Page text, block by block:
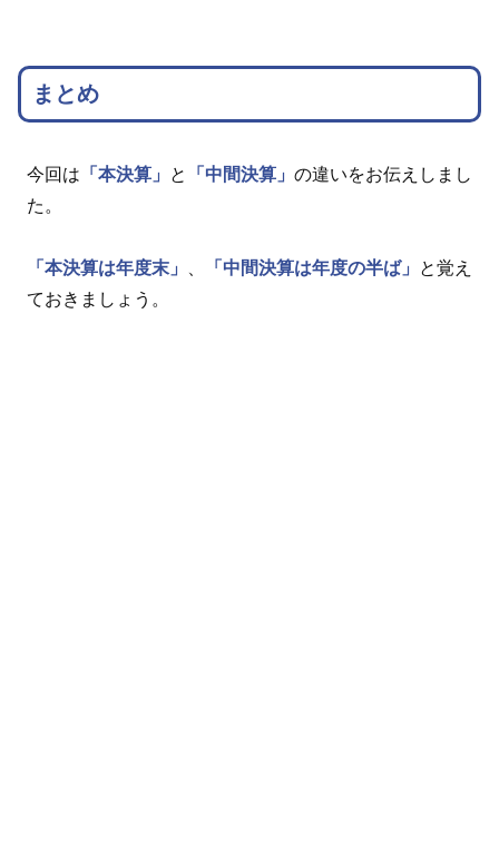
まとめ
今回は 「本決算」 と 「中間決算」 の違いをお伝えしまし
た。
「本決算は年度末」 「中間決算は年度の半ば」
と覚え
ておきましょう。